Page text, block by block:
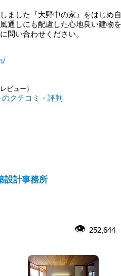
ました『大野中の家』をはじめ
通しにも配慮した心地良い建物
問い合わせください。
ビュー）
クチコミ・評判
設計事務所
252,644